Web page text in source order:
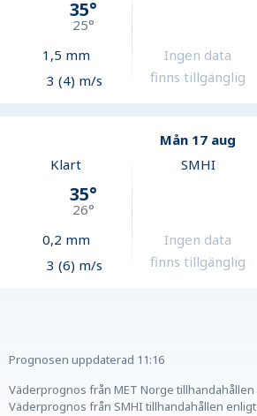
35°
25°
1,5 mm
3 (4) m/s
Ingen data
finns tillgänglig
Mån 17 aug
Klart
35°
26°
0,2 mm
3 (6) m/s
SMHI
Ingen data
finns tillgänglig
Prognosen uppdaterad 11:16
Väderprognos från MET Norge tillhandahållen
Väderprognos från SMHI tillhandahållen enligt